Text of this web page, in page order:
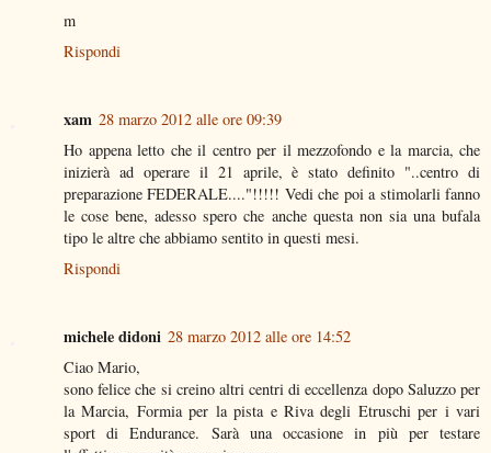
m
Rispondi
xam 28 marzo 2012 alle ore 09:39
Ho appena letto che il centro per il mezzofondo e la marcia, che
inizierà ad operare il 21 aprile, è stato definito "..centro di
preparazione FEDERALE...."!!!!! Vedi che poi a stimolarli fanno
le cose bene, adesso spero che anche questa non sia una bufala
tipo le altre che abbiamo sentito in questi mesi.
Rispondi
michele didoni 28 marzo 2012 alle ore 14:52
Ciao Mario,
sono felice che si creino altri centri di eccellenza dopo Saluzzo per
la Marcia, Formia per la pista e Riva degli Etruschi per i vari
sport di Endurance. Sarà una occasione in più per testare